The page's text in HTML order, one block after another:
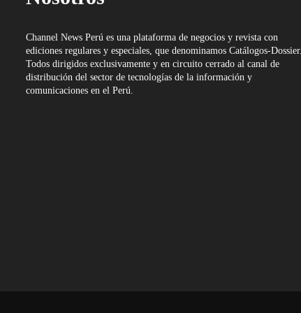
Channel News Perú es una plataforma de negocios y revista con
ediciones regulares y especiales, que denominamos Catálogos-Dossier.
Todos dirigidos exclusivamente y en circuito cerrado al canal de
distribución del sector de tecnologías de la información y
comunicaciones en el Perú.